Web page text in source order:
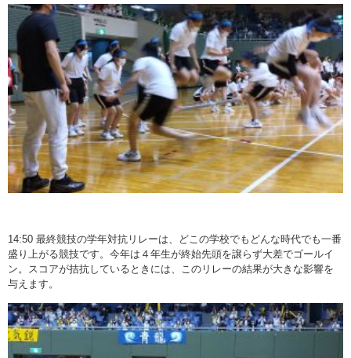
14:50 最終競技の学年対抗リレーは、どこの学校でもどんな時代でも一番
盛り上がる競技です。今年は４年生が終始先頭を譲らず大差でゴールイ
ン。スコアが拮抗しているときには、このリレーの結果が大きな影響を
与えます。